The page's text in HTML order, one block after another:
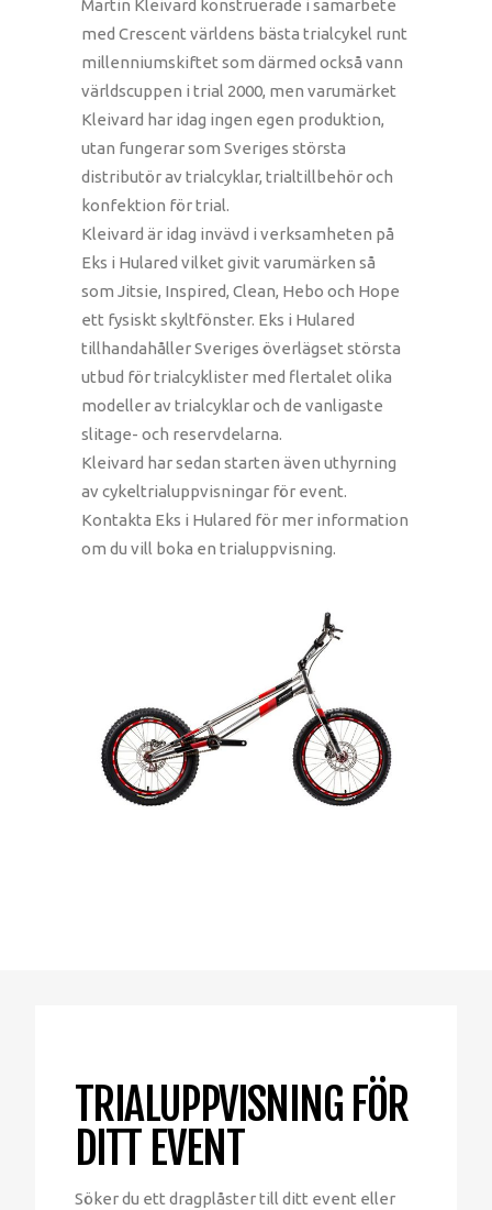
Martin Kleivard konstruerade i samarbete
med Crescent världens bästa trialcykel runt
millenniumskiftet som därmed också vann
världscuppen i trial 2000, men varumärket
Kleivard har idag ingen egen produktion,
utan fungerar som Sveriges största
distributör av trialcyklar, trialtillbehör och
konfektion för trial.
Kleivard är idag invävd i verksamheten på
Eks i Hulared vilket givit varumärken så
som Jitsie, Inspired, Clean, Hebo och Hope
ett fysiskt skyltfönster. Eks i Hulared
tillhandahåller Sveriges överlägset största
utbud för trialcyklister med flertalet olika
modeller av trialcyklar och de vanligaste
slitage- och reservdelarna.
Kleivard har sedan starten även uthyrning
av cykeltrialuppvisningar för event.
Kontakta Eks i Hulared för mer information
om du vill boka en trialuppvisning.
TRIALUPPVISNING FÖR
DITT EVENT
Söker du ett dragplåster till ditt event eller